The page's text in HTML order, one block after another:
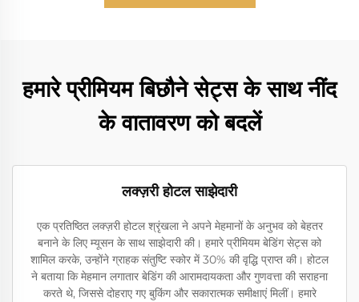
हमारे प्रीमियम बिछौने सेट्स के साथ नींद
के वातावरण को बदलें
लक्ज़री होटल साझेदारी
एक प्रतिष्ठित लक्ज़री होटल श्रृंखला ने अपने मेहमानों के अनुभव को बेहतर
बनाने के लिए म्यूसन के साथ साझेदारी की। हमारे प्रीमियम बेडिंग सेट्स को
शामिल करके, उन्होंने ग्राहक संतुष्टि स्कोर में 30% की वृद्धि प्राप्त की। होटल
ने बताया कि मेहमान लगातार बेडिंग की आरामदायकता और गुणवत्ता की सराहना
करते थे, जिससे दोहराए गए बुकिंग और सकारात्मक समीक्षाएं मिलीं। हमारे